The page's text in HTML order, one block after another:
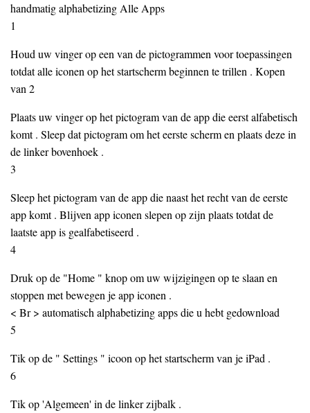
handmatig alphabetizing Alle Apps
1
Houd uw vinger op een van de pictogrammen voor toepassingen
totdat alle iconen op het startscherm beginnen te trillen . Kopen
van 2
Plaats uw vinger op het pictogram van de app die eerst alfabetisch
komt . Sleep dat pictogram om het eerste scherm en plaats deze in
de linker bovenhoek .
3
Sleep het pictogram van de app die naast het recht van de eerste
app komt . Blijven app iconen slepen op zijn plaats totdat de
laatste app is gealfabetiseerd .
4
Druk op de "Home " knop om uw wijzigingen op te slaan en
stoppen met bewegen je app iconen .
< Br > automatisch alphabetizing apps die u hebt gedownload
5
Tik op de " Settings " icoon op het startscherm van je iPad .
6
Tik op 'Algemeen' in de linker zijbalk .